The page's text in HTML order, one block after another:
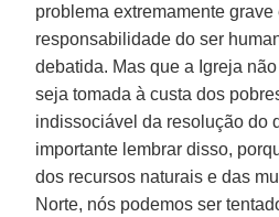
problema extremamente grave
responsabilidade do ser
debatida. Mas que a Igreja
seja tomada à custa dos
indissociável da resolução do
importante lembrar disso,
dos recursos naturais e das
Norte, nós podemos ser